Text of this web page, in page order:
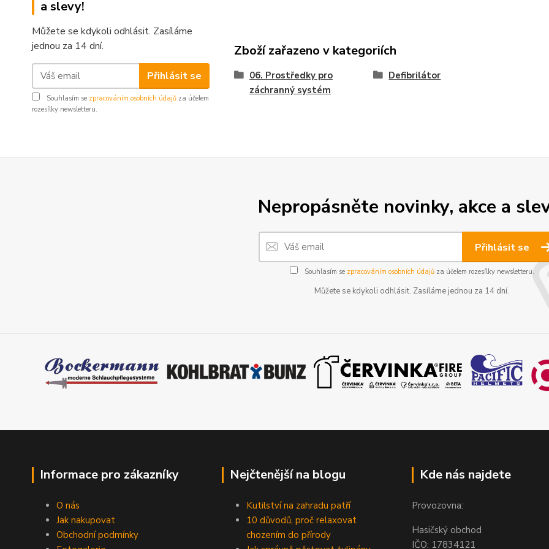
a slevy!
Můžete se kdykoli odhlásit. Zasíláme
jednou za 14 dní.
Přihlásit se
Souhlasím se zpracováním osobních údajů za účelem
rozesílky newsletteru.
Zboží zařazeno v kategoriích
06. Prostředky pro
záchranný systém
Defibrilátor
Nepropásněte novinky, akce a
Přihlásit se
Souhlasím se zpracováním osobních údajůza účelem rozesílky newsletteru.
Můžete se kdykoli odhlásit. Zasíláme jednou za 14 dní.
Informace pro zákazníky
O nás
Jak nakupovat
Obchodní podmínky
Nejčtenější na blogu
Kutilství na zahradu patří
10 důvodů, proč relaxovat
chozením do přírody
Kde nás najdete
Provozovna:
Hasičský obchod
IČO: